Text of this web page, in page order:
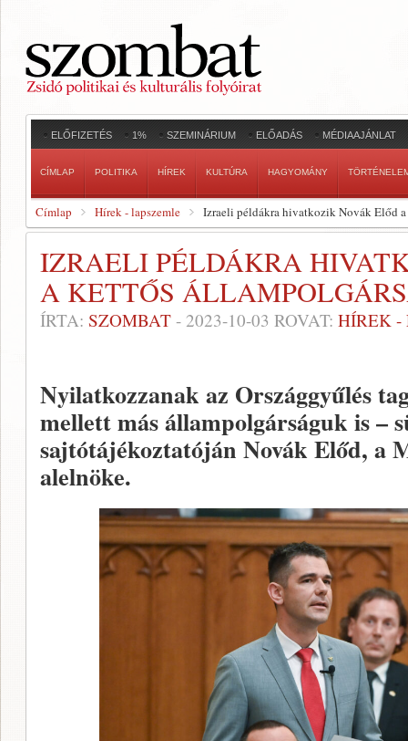
ELŐFIZETÉS 1% SZEMINÁRIUM ELŐADÁS MÉDIAAJÁNLAT
CÍMLAP POLITIKA HÍREK KULTÚRA HAGYOMÁNY
Címlap Hírek - lapszemle Izraeli példákra hivatkozik Novák Előd
IZRAELI PÉLDÁKRA
A KETTŐS
ÍRTA: SZOMBAT - 2023-10-03 ROVAT: HÍREK -
Nyilatkozzanak az Országgyűlés
mellett más állampolgárságuk is –
sajtótájékoztatóján Novák Előd, a
alelnöke.